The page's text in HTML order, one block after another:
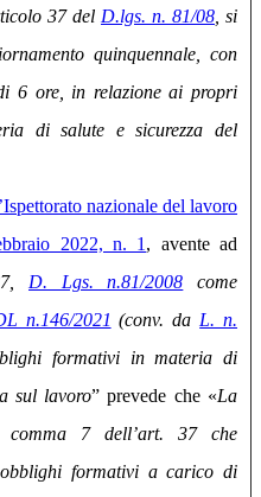
37 del D.lgs. n. 81/08 , si
quinquennale, con
6 ore, in relazione ai propri
di salute e sicurezza del
nazionale del lavoro
2022, n. 1 , avente ad
D. Lgs. n.81/2008 come
n.146/2021 (conv. da L. n.
formativi in materia di
sul lavoro” prevede che «La
comma 7 dell’art. 37 che
formativi a carico di